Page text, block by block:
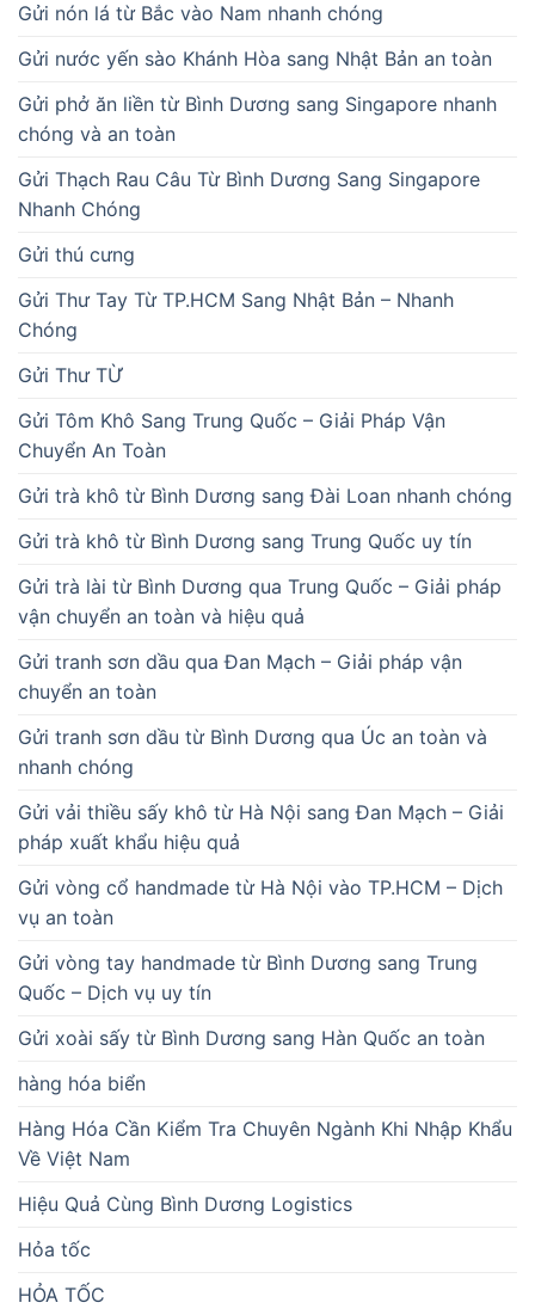
Gửi nón lá từ Bắc vào Nam nhanh chóng
Gửi nước yến sào Khánh Hòa sang Nhật Bản an toàn
Gửi phở ăn liền từ Bình Dương sang Singapore nhanh
chóng và an toàn
Gửi Thạch Rau Câu Từ Bình Dương Sang Singapore
Nhanh Chóng
Gửi thú cưng
Gửi Thư Tay Từ TP.HCM Sang Nhật Bản – Nhanh
Chóng
Gửi Thư TỪ
Gửi Tôm Khô Sang Trung Quốc – Giải Pháp Vận
Chuyển An Toàn
Gửi trà khô từ Bình Dương sang Đài Loan nhanh chóng
Gửi trà khô từ Bình Dương sang Trung Quốc uy tín
Gửi trà lài từ Bình Dương qua Trung Quốc – Giải pháp
vận chuyển an toàn và hiệu quả
Gửi tranh sơn dầu qua Đan Mạch – Giải pháp vận
chuyển an toàn
Gửi tranh sơn dầu từ Bình Dương qua Úc an toàn và
nhanh chóng
Gửi vải thiều sấy khô từ Hà Nội sang Đan Mạch – Giải
pháp xuất khẩu hiệu quả
Gửi vòng cổ handmade từ Hà Nội vào TP.HCM – Dịch
vụ an toàn
Gửi vòng tay handmade từ Bình Dương sang Trung
Quốc – Dịch vụ uy tín
Gửi xoài sấy từ Bình Dương sang Hàn Quốc an toàn
hàng hóa biển
Hàng Hóa Cần Kiểm Tra Chuyên Ngành Khi Nhập Khẩu
Về Việt Nam
Hiệu Quả Cùng Bình Dương Logistics
Hỏa tốc
HỎA TỐC